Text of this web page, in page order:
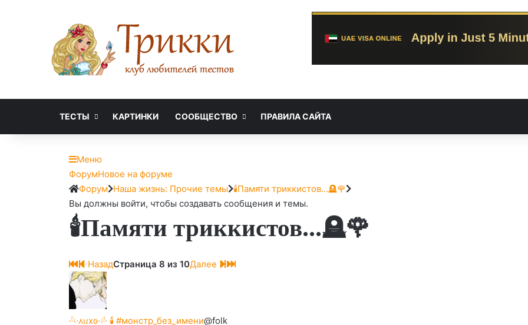
ТЕСТЫ КАРТИНКИ СООБЩЕСТВО ПРАВИЛА САЙТА
Меню
Навигация
Форума
ФорумНовое на форуме
Форум
breadcrumbs
-
Вы
Форум Наша жизнь: Прочие темы 🕯Памяти триккистов...🪦🌹
Вы должны войти, чтобы создавать сообщения и темы.
🕯Памяти триккистов...🪦🌹
НазадСтраница 8 из 10Далее
·𓆩·᧘ᥙх᧐·𓆪· 🕯 #монстр_без_имени@folk